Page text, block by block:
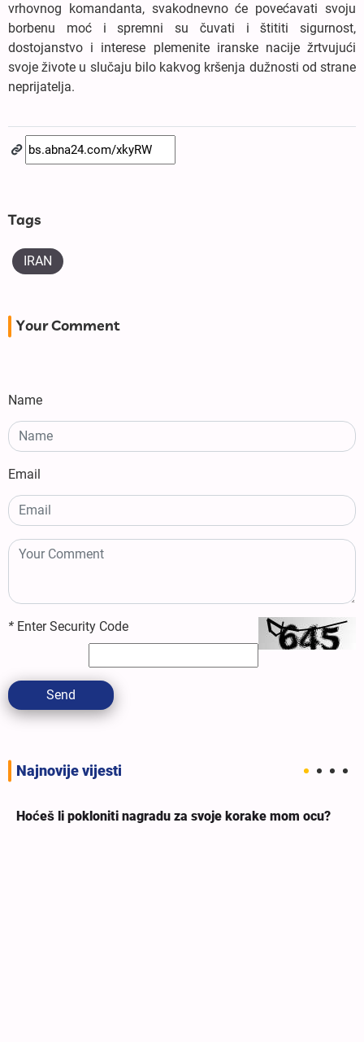
vrhovnog komandanta, svakodnevno će povećavati svoju
borbenu moć i spremni su čuvati i štititi sigurnost,
dostojanstvo i interese plemenite iranske nacije žrtvujući
svoje živote u slučaju bilo kakvog kršenja dužnosti od strane
neprijatelja.
Tags
IRAN
Your Comment
Name
Email
* Enter Security Code
Send
Najnovije vijesti
Hoćeš li pokloniti nagradu za svoje korake mom ocu?